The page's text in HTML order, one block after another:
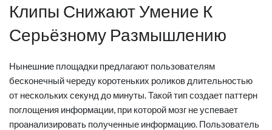
Клипы Снижают Умение К
Серьёзному Размышлению
Нынешние площадки предлагают пользователям
бесконечный череду коротеньких роликов длительностью
от нескольких секунд до минуты. Такой тип создает паттерн
поглощения информации, при которой мозг не успевает
проанализировать полученные информацию. Пользователь